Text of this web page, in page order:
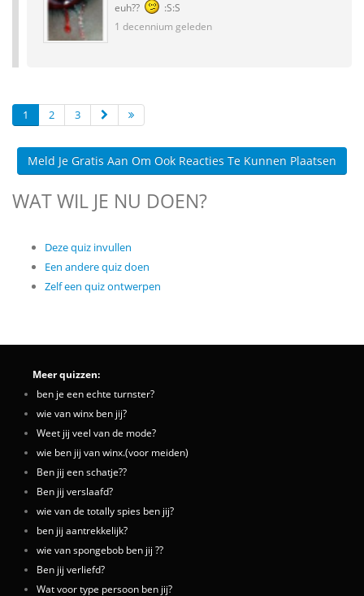
euh??
:S:S
1 decennium geleden
1 2 3
Meld Je Gratis Aan Om Ook Reacties Te Kunnen Plaatsen
WAT WIL JE NU DOEN?
Deze quiz invullen
Een andere quiz doen
Zelf een quiz ontwerpen
Meer quizzen:
ben je een echte turnster?
wie van winx ben jij?
Weet jij veel van de mode?
wie ben jij van winx.(voor meiden)
Ben jij een schatje??
Ben jij verslaafd?
wie van de totally spies ben jij?
ben jij aantrekkelijk?
wie van spongebob ben jij ??
Ben jij verliefd?
Wat voor type persoon ben jij?